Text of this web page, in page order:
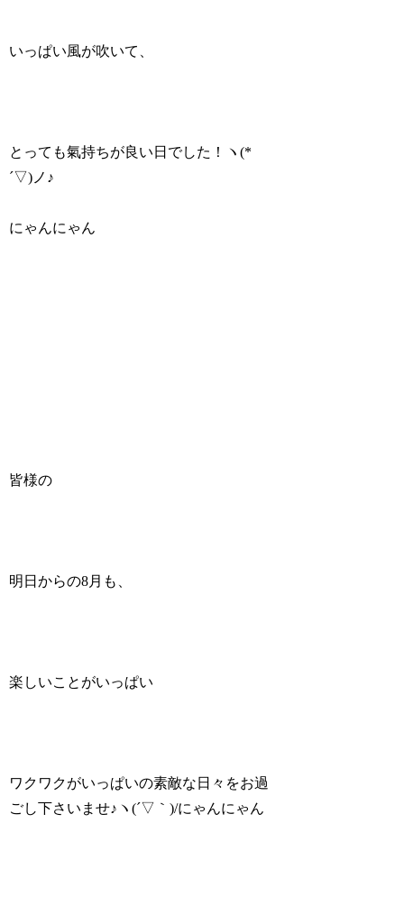
いっぱい風が吹いて、
とっても氣持ちが良い日でした！ヽ(*
´▽)ノ♪
にゃんにゃん
皆様の
明日からの8月も、
楽しいことがいっぱい
ワクワクがいっぱいの素敵な日々をお過
ごし下さいませ♪ヽ(´▽｀)/にゃんにゃん